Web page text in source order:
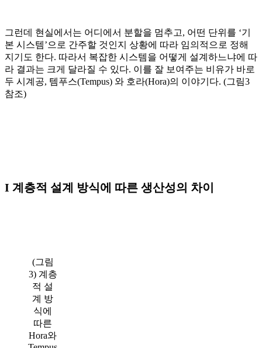
그런데 현실에서는 어디에서 분할을 멈추고, 어떤 단위를 ‘기
본 시스템’으로 간주할 것인지 상황에 따라 임의적으로 정해
지기도 한다. 따라서 복잡한 시스템을 어떻게 설계하느냐에 따
라 결과는 크게 달라질 수 있다. 이를 잘 보여주는 비유가 바로
두 시계공, 템푸스(Tempus) 와 호라(Hora)의 이야기다. (그림3
참조)
I 계층적 설계 방식에 따른 생산성의 차이
(그림
3) 계층
적 설
계 방
식에
따른
Hora와